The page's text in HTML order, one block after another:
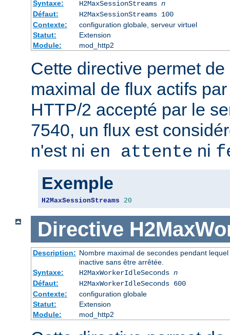
Syntaxe: H2MaxSessionStreams n
Défaut:
H2MaxSessionStreams 100
Contexte:
configuration globale, serveur virtuel
Statut:
Extension
Module:
mod_http2
Cette directive permet
maximal de flux actifs
HTTP/2 accepté par le
7540, un flux est
n'est ni en attente ni
Exemple
H2MaxSessionStreams 20
Directive
Description: Nombre maximal de secondes pendant
inactive sans être arrêtée.
Syntaxe:
H2MaxWorkerIdleSeconds n
Défaut:
H2MaxWorkerIdleSeconds 600
Contexte:
configuration globale
Statut:
Extension
Module:
mod_http2